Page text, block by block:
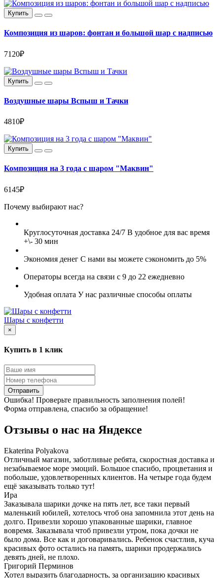
Купить
Композиция из шаров: фонтан и большой шар с надписью
7120₽
Купить
Воздушные шары Вспыш и Тачки
4810₽
Купить
Композиция на 3 года с шаром "Маквин"
6145₽
Почему выбирают нас?
Круглосуточная доставка 24/7 В удобное для вас время
+\- 30 мин
Экономия денег С нами вы можете сэкономить до 5%
Операторы всегда на связи с 9 до 22 ежедневно
Удобная оплата У нас различные способы оплаты
Шары с конфетти
×
Купить в 1 клик
Отправить
Ошибка! Проверьте правильность заполнения полей!
Форма отправлена, спасибо за обращение!
Отзывы о нас на Яндексе
Ekaterina Polyakova
Отличный магазин, заботливые ребята, скоростная доставка и
незабываемое море эмоций. Большое спасибо, процветания и
побольше, удовлетворенных клиентов. На четыре года будем
ещё заказывать только тут!
Ира
Заказывала шарики дочке на пять лет, все таки первый
маленький юбилей, хотелось чтоб она запомнила этот день на
долго. Привезли хорошо упакованные шарики, главное
вовремя. Заказывала чтоб привезли утром, пока дочки не
было дома. Все как и договаривались. Ребенок счастлив, куча
красивых фото остались на память, шарики продержались
девять дней, не плохо.
Григорий Перминов
Хотел выразить благодарность, за организацию красивых